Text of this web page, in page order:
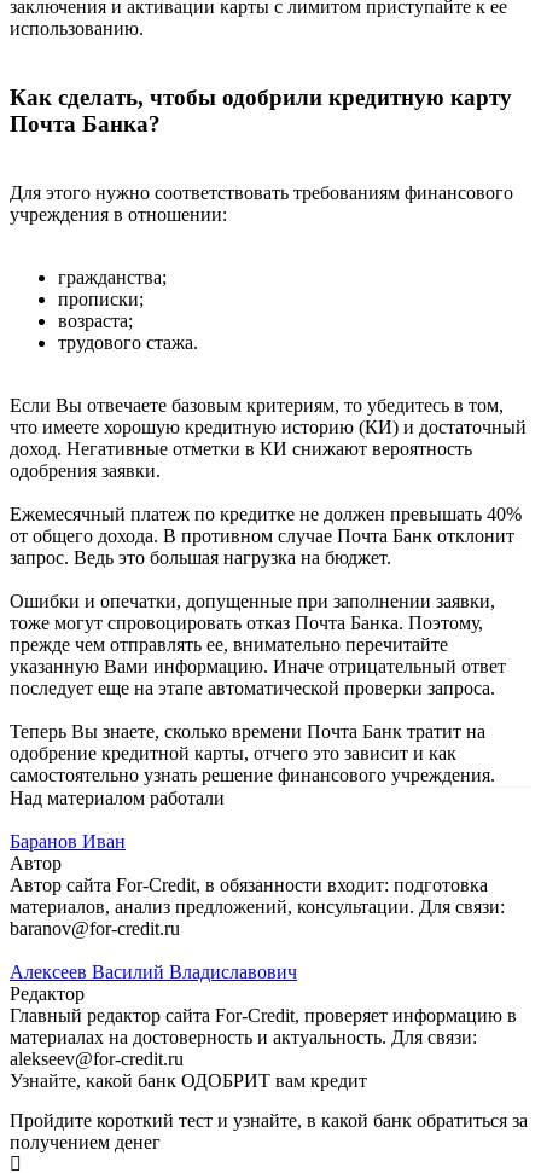
заключения и активации карты с лимитом приступайте к ее
использованию.
Как сделать, чтобы одобрили кредитную карту
Почта Банка?
Для этого нужно соответствовать требованиям финансового
учреждения в отношении:
гражданства;
прописки;
возраста;
трудового стажа.
Если Вы отвечаете базовым критериям, то убедитесь в том,
что имеете хорошую кредитную историю (КИ) и достаточный
доход. Негативные отметки в КИ снижают вероятность
одобрения заявки.
Ежемесячный платеж по кредитке не должен превышать 40%
от общего дохода. В противном случае Почта Банк отклонит
запрос. Ведь это большая нагрузка на бюджет.
Ошибки и опечатки, допущенные при заполнении заявки,
тоже могут спровоцировать отказ Почта Банка. Поэтому,
прежде чем отправлять ее, внимательно перечитайте
указанную Вами информацию. Иначе отрицательный ответ
последует еще на этапе автоматической проверки запроса.
Теперь Вы знаете, сколько времени Почта Банк тратит на
одобрение кредитной карты, отчего это зависит и как
самостоятельно узнать решение финансового учреждения.
Над материалом работали
Баранов Иван
Автор
Автор сайта For-Credit, в обязанности входит: подготовка
материалов, анализ предложений, консультации. Для связи:
baranov@for-credit.ru
Алексеев Василий Владиславович
Редактор
Главный редактор сайта For-Credit, проверяет информацию в
материалах на достоверность и актуальность. Для связи:
alekseev@for-credit.ru
Узнайте, какой банк ОДОБРИТ вам кредит
Пройдите короткий тест и узнайте, в какой банк обратиться за
получением денег